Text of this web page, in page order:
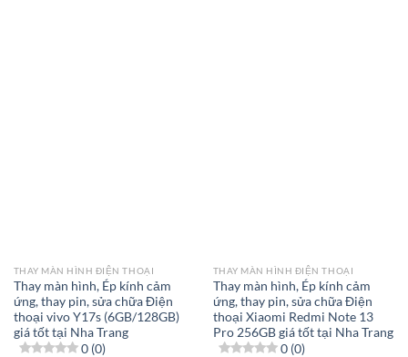
THAY MÀN HÌNH ĐIỆN THOẠI
Thay màn hình, Ép kính cảm
ứng, thay pin, sửa chữa Điện
thoại vivo Y17s (6GB/128GB)
giá tốt tại Nha Trang
0 (0)
THAY MÀN HÌNH ĐIỆN THOẠI
Thay màn hình, Ép kính cảm
ứng, thay pin, sửa chữa Điện
thoại Xiaomi Redmi Note 13
Pro 256GB giá tốt tại Nha Trang
0 (0)